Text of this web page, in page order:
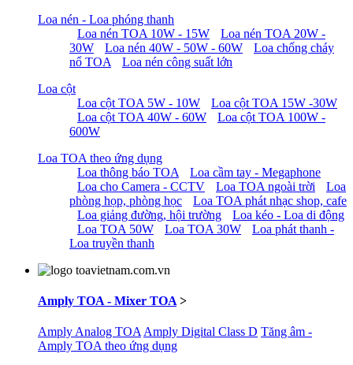
Loa nén - Loa phóng thanh
Loa nén TOA 10W - 15W
Loa nén TOA 20W -
30W
Loa nén 40W - 50W - 60W
Loa chống cháy
nổ TOA
Loa nén công suất lớn
Loa cột
Loa cột TOA 5W - 10W
Loa cột TOA 15W -30W
Loa cột TOA 40W - 60W
Loa cột TOA 100W -
600W
Loa TOA theo ứng dụng
Loa thông báo TOA
Loa cầm tay - Megaphone
Loa cho Camera - CCTV
Loa TOA ngoài trời
Loa
phòng họp, phòng học
Loa TOA phát nhạc shop, cafe
Loa giảng đường, hội trường
Loa kéo - Loa di động
Loa TOA 50W
Loa TOA 30W
Loa phát thanh -
Loa truyền thanh
Amply TOA - Mixer TOA >
Amply Analog TOA Amply Digital Class D Tăng âm -
Amply TOA theo ứng dụng